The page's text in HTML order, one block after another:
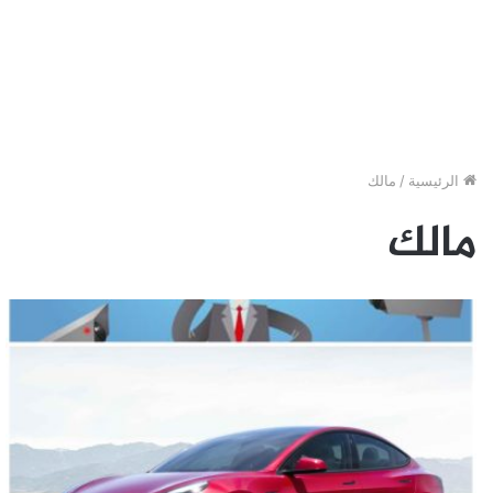
الرئيسية / مالك
مالك